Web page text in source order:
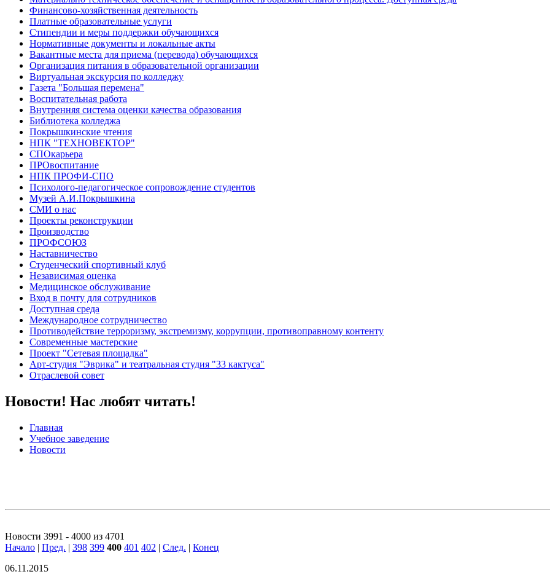
Финансово-хозяйственная деятельность
Платные образовательные услуги
Стипендии и меры поддержки обучающихся
Нормативные документы и локальные акты
Вакантные места для приема (перевода) обучающихся
Организация питания в образовательной организации
Виртуальная экскурсия по колледжу
Газета "Большая перемена"
Воспитательная работа
Внутренняя система оценки качества образования
Библиотека колледжа
Покрышкинские чтения
НПК "ТЕХНОВЕКТОР"
СПОкарьера
ПРОвоспитание
НПК ПРОФИ-СПО
Психолого-педагогическое сопровождение студентов
Музей А.И.Покрышкина
СМИ о нас
Проекты реконструкции
Производство
ПРОФСОЮЗ
Наставничество
Студенческий спортивный клуб
Независимая оценка
Медицинское обслуживание
Вход в почту для сотрудников
Доступная среда
Международное сотрудничество
Противодействие терроризму, экстремизму, коррупции, противоправному контенту
Современные мастерские
Проект "Сетевая площадка"
Арт-студия "Эврика" и театральная студия "33 кактуса"
Отраслевой совет
Новости! Нас любят читать!
Главная
Учебное заведение
Новости
Новости 3991 - 4000 из 4701
Начало | Пред. | 398 399 400 401 402 | След. | Конец
06.11.2015